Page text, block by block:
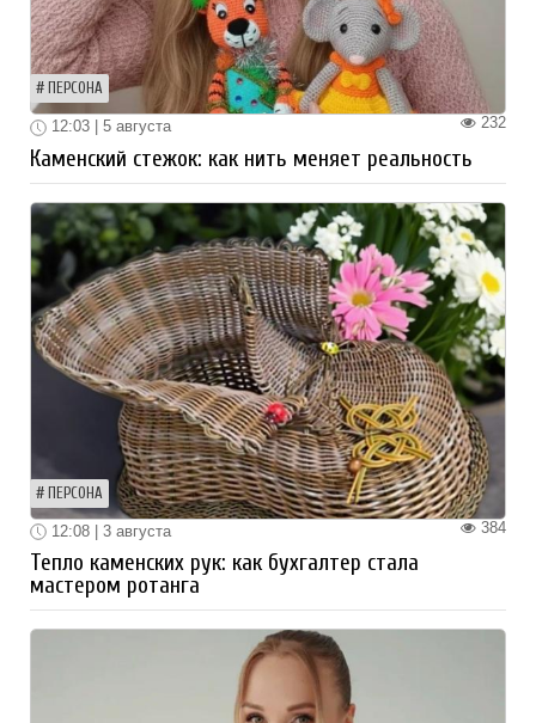
ПЕРСОНА
232
12:03 | 5 августа
Каменский стежок: как нить меняет реальность
ПЕРСОНА
384
12:08 | 3 августа
Тепло каменских рук: как бухгалтер стала
мастером ротанга